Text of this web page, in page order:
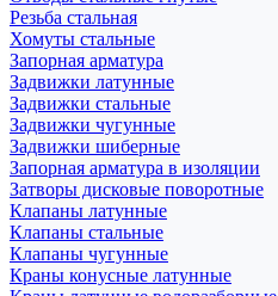
Резьба стальная
Хомуты стальные
Запорная арматура
Задвижки латунные
Задвижки стальные
Задвижки чугунные
Задвижки шиберные
Запорная арматура в изоляции
Затворы дисковые поворотные
Клапаны латунные
Клапаны стальные
Клапаны чугунные
Краны конусные латунные